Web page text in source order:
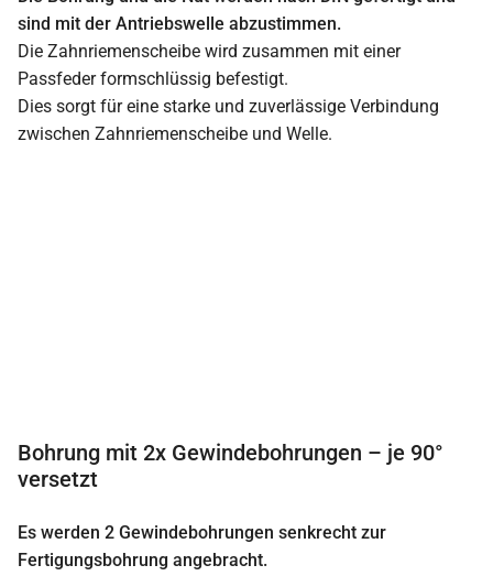
sind mit der Antriebswelle abzustimmen.
Die Zahnriemenscheibe wird zusammen mit einer
Passfeder formschlüssig befestigt.
Dies sorgt für eine starke und zuverlässige Verbindung
zwischen Zahnriemenscheibe und Welle.
Bohrung mit 2x Gewindebohrungen – je 90°
versetzt
Es werden 2 Gewindebohrungen senkrecht zur
Fertigungsbohrung angebracht.